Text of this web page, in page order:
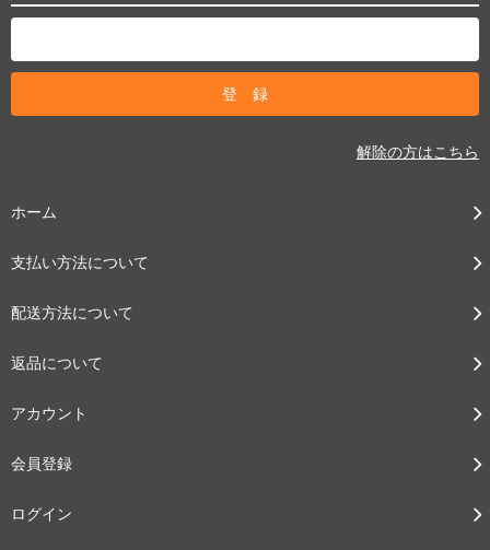
解除の方はこちら
ホーム
支払い方法について
配送方法について
返品について
アカウント
会員登録
ログイン